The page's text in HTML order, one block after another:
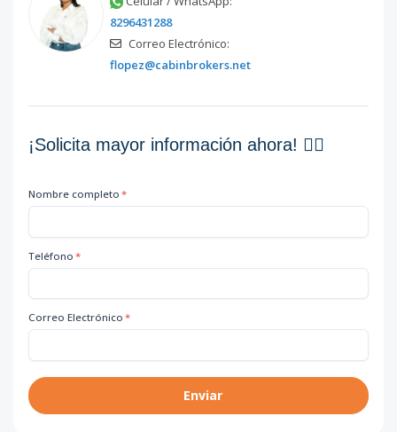
8296431288
Correo Electrónico:
flopez@cabinbrokers.net
¡Solicita mayor información ahora! 👇🏽
Nombre completo *
Teléfono *
Correo Electrónico *
Enviar